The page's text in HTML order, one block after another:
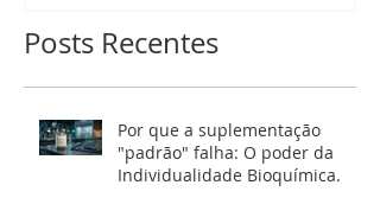
Posts Recentes
Por que a suplementação
"padrão" falha: O poder da
Individualidade Bioquímica.